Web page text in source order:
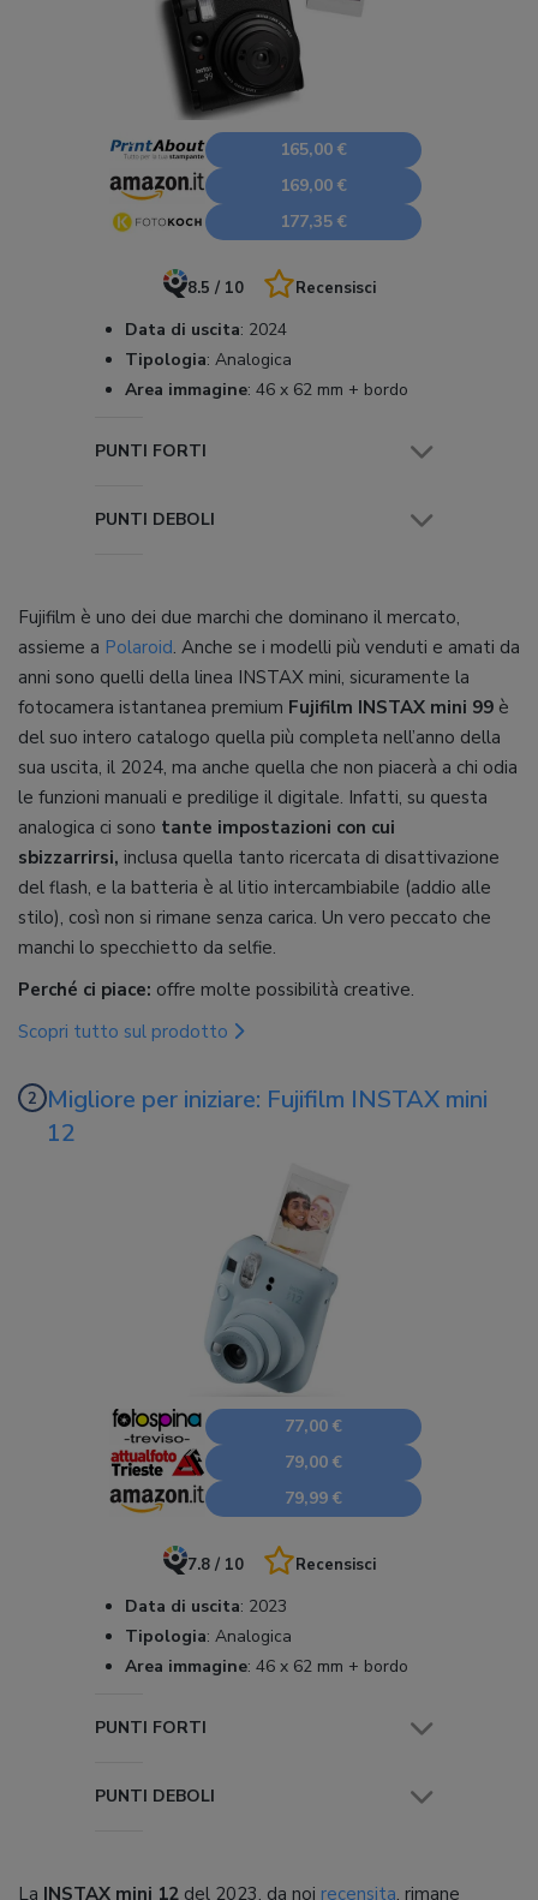
165,00 €
169,00 €
177,35 €
8.5 / 10 Recensisci
Data di uscita: 2024
Tipologia: Analogica
Area immagine: 46 x 62 mm + bordo
PUNTI FORTI
PUNTI DEBOLI
Fujifilm è uno dei due marchi che dominano il mercato,
assieme a Polaroid. Anche se i modelli più venduti e amati da
anni sono quelli della linea INSTAX mini, sicuramente la
fotocamera istantanea premium Fujifilm INSTAX mini 99 è
del suo intero catalogo quella più completa nell’anno della
sua uscita, il 2024, ma anche quella che non piacerà a chi odia
le funzioni manuali e predilige il digitale. Infatti, su questa
analogica ci sono tante impostazioni con cui
sbizzarrirsi, inclusa quella tanto ricercata di disattivazione
del flash, e la batteria è al litio intercambiabile (addio alle
stilo), così non si rimane senza carica. Un vero peccato che
manchi lo specchietto da selfie.
Perché ci piace: offre molte possibilità creative.
Scopri tutto sul prodotto
Migliore per iniziare: Fujifilm INSTAX mini
12
77,00 €
79,00 €
79,99 €
7.8 / 10 Recensisci
Data di uscita: 2023
Tipologia: Analogica
Area immagine: 46 x 62 mm + bordo
PUNTI FORTI
PUNTI DEBOLI
La INSTAX mini 12 del 2023, da noi recensita, rimane